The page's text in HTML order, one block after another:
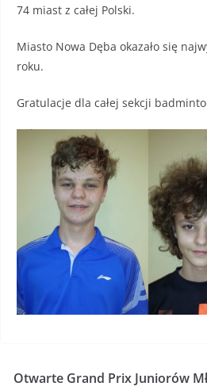
74 miast z całej Polski.
Miasto Nowa Dęba okazało się
roku.
Gratulacje dla całej sekcji
Otwarte Grand Prix Juniorów